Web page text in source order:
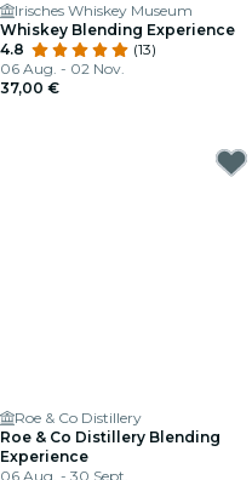
Irisches Whiskey Museum
Whiskey Blending Experience
4.8
(13)
06 Aug. - 02 Nov.
37,00 €
Roe & Co Distillery
Roe & Co Distillery Blending
Experience
06 Aug. - 30 Sept.